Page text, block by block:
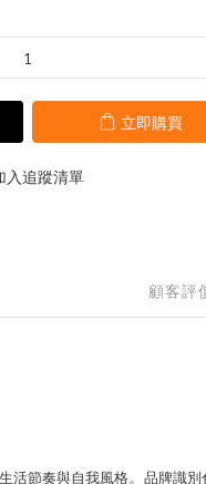
立即購買
入追蹤清單
顧客評
活節奏與自我風格。 品牌識別